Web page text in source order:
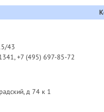
43
+7 (495) 697-85-72
д 74 к 1